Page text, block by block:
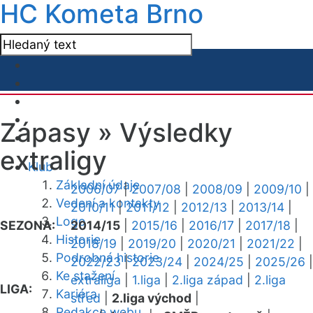
HC Kometa Brno
Klub
Základní údaje
Vedení a kontakty
Logo
Historie
Podrobná historie
Ke stažení
Kariéra
Zápasy » Výsledky
extraligy
SEZONA:
2006/07|2007/08 2008/09 2009/10
2010/11|2011/12 2012/13 2013/14
2014/15
2015/16 2016/17 2017/18
2018/19
2019/20 2020/21 2021/22
2022/23|2023/24 2024/25 2025/26
LIGA:
extraliga 1.liga 2.liga západ
2.liga
střed
2.liga východ